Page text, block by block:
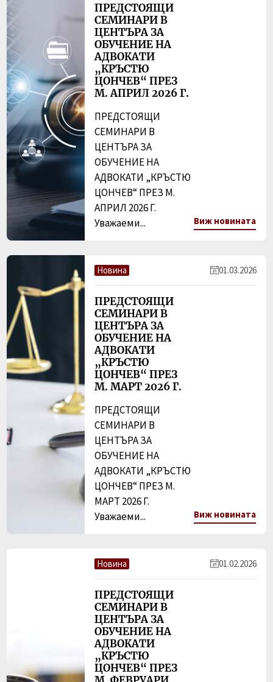
ПРЕДСТОЯЩИ
СЕМИНАРИ В
ЦЕНТЪРА ЗА
ОБУЧЕНИЕ НА
АДВОКАТИ
„КРЪСТЮ
ЦОНЧЕВ“ ПРЕЗ
М. АПРИЛ 2026 Г.
ПРЕДСТОЯЩИ
СЕМИНАРИ В
ЦЕНТЪРА ЗА
ОБУЧЕНИЕ НА
АДВОКАТИ „КРЪСТЮ
ЦОНЧЕВ“ ПРЕЗ М.
АПРИЛ 2026 Г.
Уважаеми...
Виж новината
Новина 01.03.2026
ПРЕДСТОЯЩИ
СЕМИНАРИ В
ЦЕНТЪРА ЗА
ОБУЧЕНИЕ НА
АДВОКАТИ
„КРЪСТЮ
ЦОНЧЕВ“ ПРЕЗ
М. МАРТ 2026 Г.
ПРЕДСТОЯЩИ
СЕМИНАРИ В
ЦЕНТЪРА ЗА
ОБУЧЕНИЕ НА
АДВОКАТИ „КРЪСТЮ
ЦОНЧЕВ“ ПРЕЗ М.
МАРТ 2026 Г.
Уважаеми...
Виж новината
Новина 01.02.2026
ПРЕДСТОЯЩИ
СЕМИНАРИ В
ЦЕНТЪРА ЗА
ОБУЧЕНИЕ НА
АДВОКАТИ
„КРЪСТЮ
ЦОНЧЕВ“ ПРЕЗ